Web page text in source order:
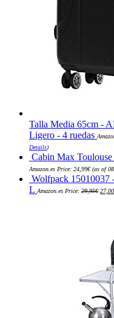
Talla Media 65cm -
Ligero - 4 ruedas
Details)
Cabin Max
Amazon.es Price: 24,99€(as of
Wolfpack 15010037
L Amazon.es Price: 29,95€ precio
27,00